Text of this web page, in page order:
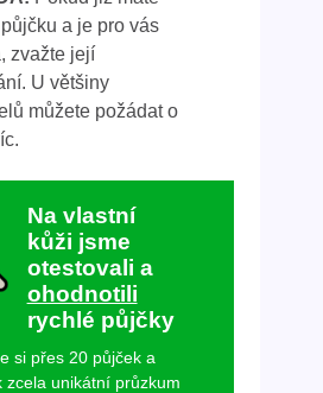
a je pro vás
zvažte její
U většiny
můžete požádat o
Na vlastní
kůži jsme
otestovali a
ohodnotili
rychlé půjčky
si přes 20 půjček a
zcela unikátní průzkum